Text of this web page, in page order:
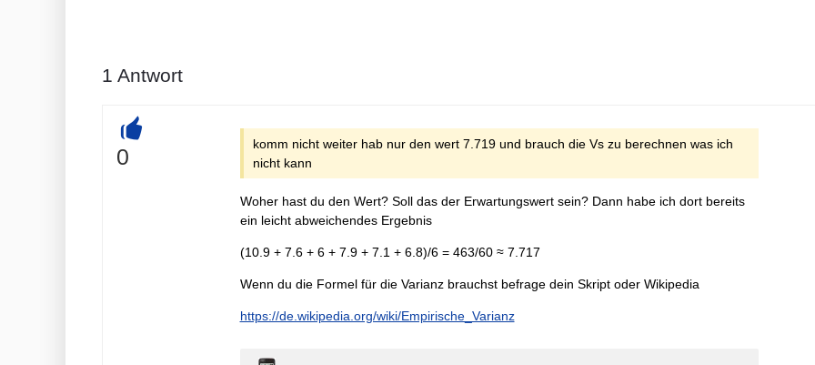
1 Antwort
+
0
komm nicht weiter hab nur den wert 7.719 und brauch die Vs zu berechnen was ich
nicht kann
Woher hast du den Wert? Soll das der Erwartungswert sein? Dann habe ich dort bereits
ein leicht abweichendes Ergebnis
(10.9 + 7.6 + 6 + 7.9 + 7.1 + 6.8)/6 = 463/60 ≈ 7.717
Wenn du die Formel für die Varianz brauchst befrage dein Skript oder Wikipedia
https://de.wikipedia.org/wiki/Empirische_Varianz